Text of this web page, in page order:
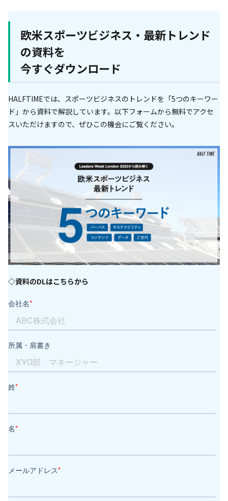
欧米スポーツビジネス・最新トレンド
の資料を
今すぐダウンロード
HALFTIMEでは、スポーツビジネスのトレンドを「5つのキーワー
ド」から資料で解説しています。以下フォームから無料でアクセ
スいただけますので、ぜひこの機会にご覧ください。
◇資料のDLはこちらから